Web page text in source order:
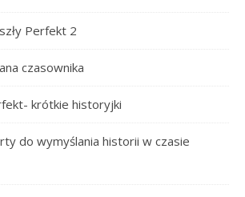
Perfekt 2
czasownika
krótkie historyjki
do wymyślania historii w czasie